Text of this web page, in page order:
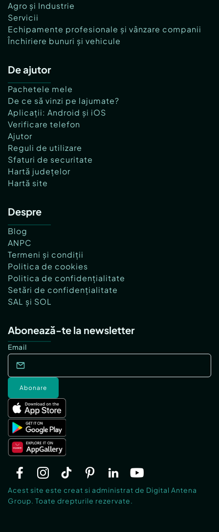
Agro și Industrie
Servicii
Echipamente profesionale și vânzare companii
Închiriere bunuri și vehicule
De ajutor
Pachetele mele
De ce să vinzi pe lajumate?
Aplicații: Android și iOS
Verificare telefon
Ajutor
Reguli de utilizare
Sfaturi de securitate
Hartă județelor
Hartă site
Despre
Blog
ANPC
Termeni și condiții
Politica de cookies
Politica de confidențialitate
Setări de confidențialitate
SAL și SOL
Abonează-te la newsletter
Email
Abonare
Acest site este creat si administrat de Digital Antena
Group. Toate drepturile rezervate.